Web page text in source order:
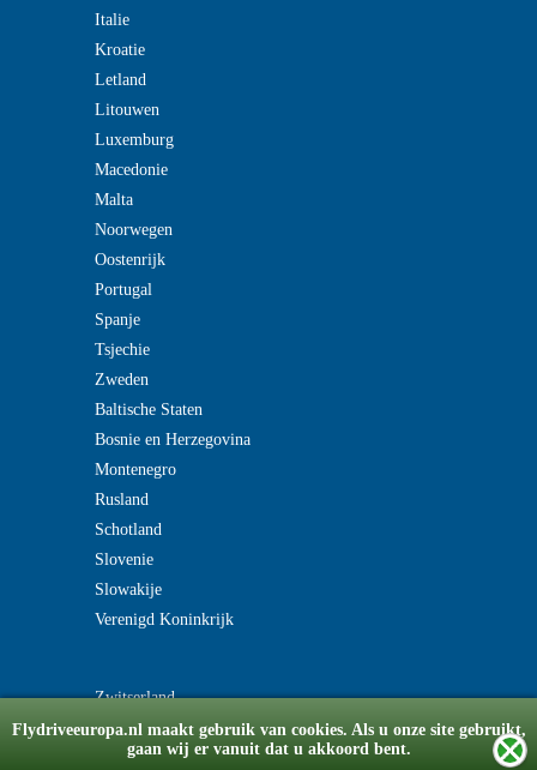
Flydriveeuropa.nl maakt gebruik van cookies. Als u onze site gebruikt,
gaan wij er vanuit dat u akkoord bent.
Italie
Kroatie
Letland
Litouwen
Luxemburg
Macedonie
Malta
Noorwegen
Oostenrijk
Portugal
Spanje
Tsjechie
Zweden
Baltische Staten
Bosnie en Herzegovina
Montenegro
Rusland
Schotland
Slovenie
Slowakije
Verenigd Koninkrijk
Zwitserland
© Copyright 2008-2026 flydriveeuropa.nl